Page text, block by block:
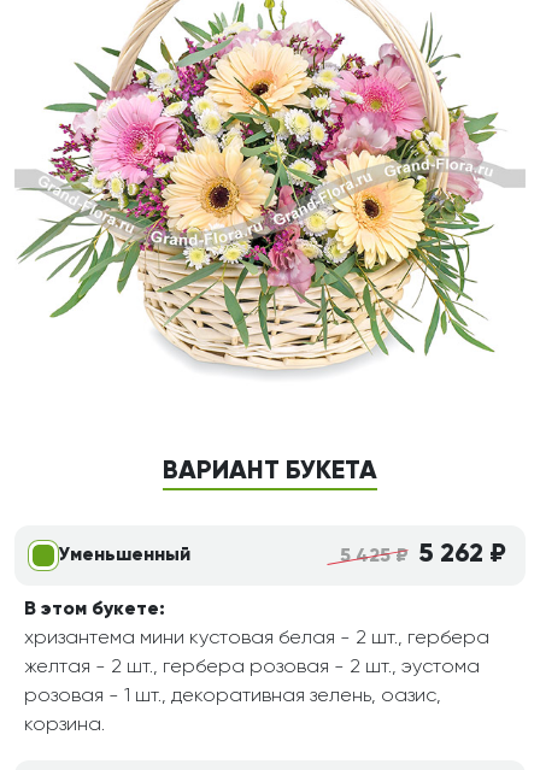
ВАРИАНТ БУКЕТА
Уменьшенный 5 425 ₽ 5 262 ₽
В этом букете:
хризантема мини кустовая белая - 2 шт., гербера
желтая - 2 шт., гербера розовая - 2 шт., эустома
розовая - 1 шт., декоративная зелень, оазис,
корзина.